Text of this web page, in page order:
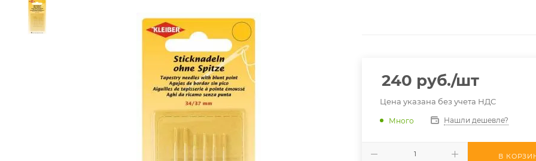
240 руб./шт
Цена указана без учета НДС
Много Нашли дешевле?
В